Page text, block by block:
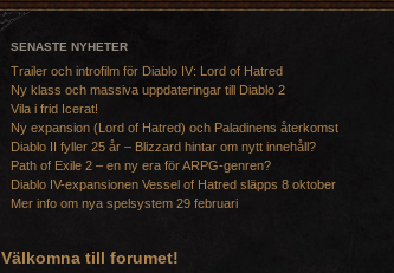
SENASTE NYHETER
Trailer och introfilm för Diablo IV: Lord of Hatred
Ny klass och massiva uppdateringar till Diablo 2
Vila i frid Icerat!
Ny expansion (Lord of Hatred) och Paladinens återkomst
Diablo II fyller 25 år – Blizzard hintar om nytt innehåll?
Path of Exile 2 – en ny era för ARPG-genren?
Diablo IV-expansionen Vessel of Hatred släpps 8 oktober
Mer info om nya spelsystem 29 februari
Välkomna till forumet!